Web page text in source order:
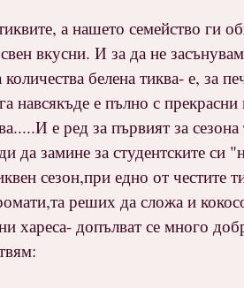
а нашето семейство ги
вкусни. И за да не
количества белена тиква- е, за
навсякъде е пълно с
е ред за първият за
да замине за студентските си
сезон,при едно от честите
реших да сложа и
хареса- допълват се много